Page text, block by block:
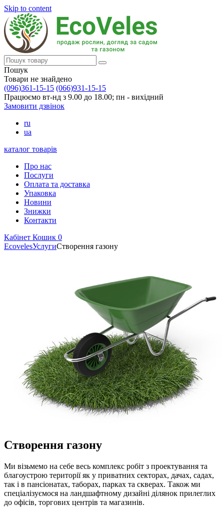
Skip to content
Пошук
Товари не знайдено
(096)361-15-15 (066)931-15-15
Працюємо вт-нд з 9.00 до 18.00; пн - вихідний
Замовити дзвінок
ru
ua
каталог товарів
Про нас
Послуги
Оплата та доставка
Упаковка
Новини
Знижки
Контакти
Кабінет Кошик 0
EcovelesУслугиСтворення газону
Створення газону
Ми візьмемо на себе весь комплекс робіт з проектування та
благоустрою території як у приватних секторах, дачах, садах,
так і в пансіонатах, таборах, парках та скверах. Також ми
спеціалізуємося на ландшафтному дизайні ділянок прилеглих
до офісів, торгових центрів та магазинів.